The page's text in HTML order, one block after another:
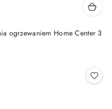
ogrzewaniem Home Center 3